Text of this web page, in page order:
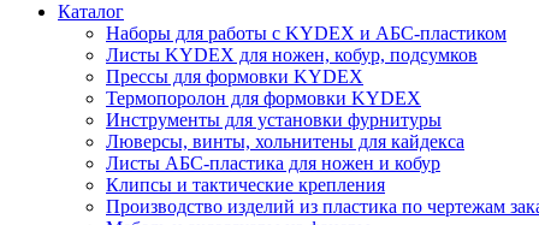
Каталог
Наборы для работы с KYDEX и АБС-пластиком
Листы KYDEX для ножен, кобур, подсумков
Прессы для формовки KYDEX
Термопоролон для формовки KYDEX
Инструменты для установки фурнитуры
Люверсы, винты, хольнитены для кайдекса
Листы АБС-пластика для ножен и кобур
Клипсы и тактические крепления
Производство изделий из пластика по чертежам